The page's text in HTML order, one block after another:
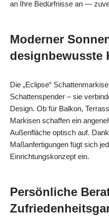
an Ihre Bedürfnisse an —
Moderner
designbewusste
Die „Eclipse“
Schattenspender – sie
Design. Ob für Balkon,
Markisen schaffen ein
Außenfläche optisch auf.
Maßanfertigungen fügt sich
Einrichtungskonzept ein.
Persönliche